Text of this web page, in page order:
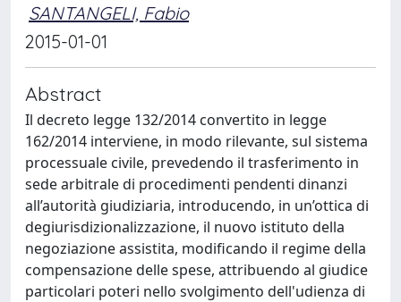
SANTANGELI, Fabio
2015-01-01
Abstract
Il decreto legge 132/2014 convertito in legge
162/2014 interviene, in modo rilevante, sul sistema
processuale civile, prevedendo il trasferimento in
sede arbitrale di procedimenti pendenti dinanzi
all’autorità giudiziaria, introducendo, in un’ottica di
degiurisdizionalizzazione, il nuovo istituto della
negoziazione assistita, modificando il regime della
compensazione delle spese, attribuendo al giudice
particolari poteri nello svolgimento dell'udienza di